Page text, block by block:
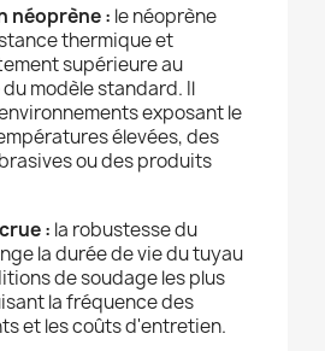
néoprène : le néoprène
thermique et
supérieure au
modèle standard. Il
exposant le
élevées, des
ou des produits
: la robustesse du
la durée de vie du tuyau
de soudage les plus
la fréquence des
et les coûts d'entretien.